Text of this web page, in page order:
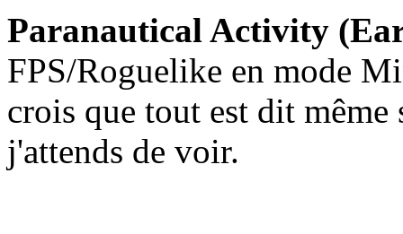
Paranautical Activity
FPS/Roguelike en mode
crois que tout est dit même
j'attends de voir.